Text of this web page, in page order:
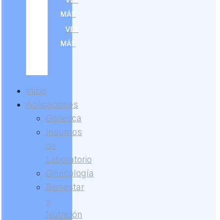
MÁS
VER
MÁS
Inicio
Aplicaciones
Genética
Insumos
de
Laboratorio
Ginecología
Bienestar
y
Nutrición